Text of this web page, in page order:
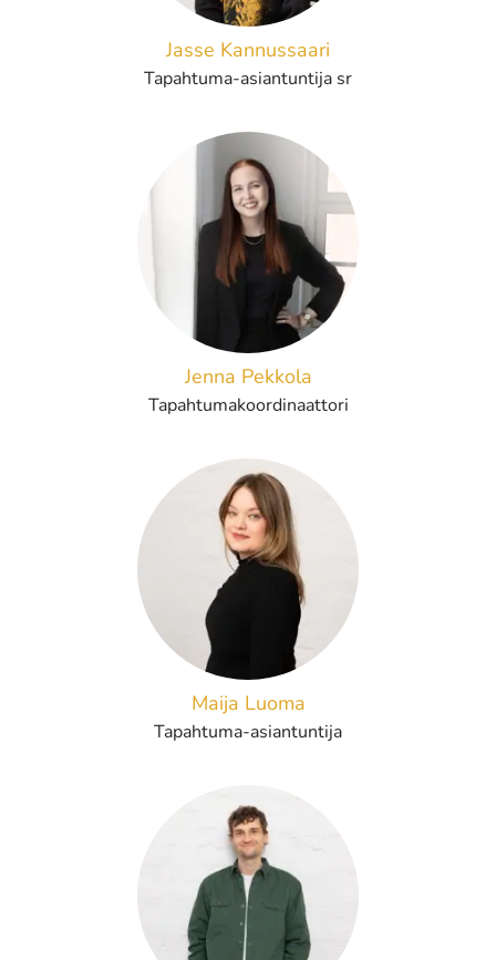
Jasse Kannussaari
Tapahtuma-asiantuntija sr
Jenna Pekkola
Tapahtumakoordinaattori
Maija Luoma
Tapahtuma-asiantuntija